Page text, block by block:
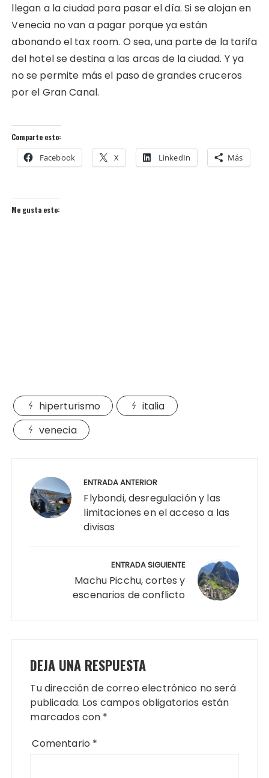
llegan a la ciudad para pasar el día. Si se alojan en
Venecia no van a pagar porque ya están
abonando el tax room. O sea, una parte de la tarifa
del hotel se destina a las arcas de la ciudad. Y ya
no se permite más el paso de grandes cruceros
por el Gran Canal.
Comparte esto:
Facebook X LinkedIn Más
Me gusta esto:
hiperturismo
italia
venecia
entradas
ENTRADA ANTERIOR
Flybondi, desregulación y las
limitaciones en el acceso a las
divisas
ENTRADA SIGUIENTE
Machu Picchu, cortes y
escenarios de conflicto
DEJA UNA RESPUESTA
Tu dirección de correo electrónico no será
publicada. Los campos obligatorios están
marcados con *
Comentario *